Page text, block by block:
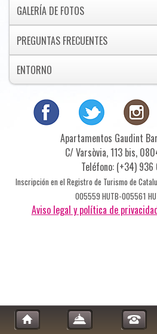
GALERÍA DE FOTOS
PREGUNTAS FRECUENTES
ENTORNO
Apartamentos Gaudint
C/ Varsòvia, 113 bis,
Teléfono: (+34)
Inscripción en el Registro de Turismo de
005559 HUTB-005561
Aviso legal y política de